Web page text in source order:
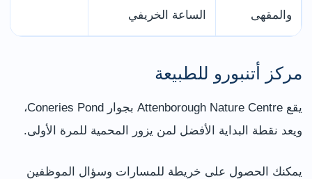
والمقهى
الساعة الخريفي
مركز أتنبورو للطبيعة
يقع Attenborough Nature Centre بجوار Coneries Pond،
ويعد نقطة البداية الأفضل لمن يزور المحمية للمرة الأولى.
يمكنك الحصول على خريطة للمسارات وسؤال الموظفين